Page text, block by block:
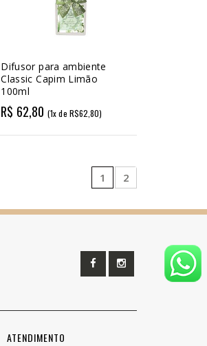
Difusor para ambiente
Classic Capim Limão
100ml
R$ 62,80 (1x de R$62,80)
1 2
ATENDIMENTO